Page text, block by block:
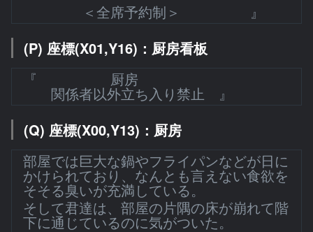
＜全席予約制＞ 』
(P) 座標(X01,Y16)：厨房看板
『 厨房
関係者以外立ち入り禁止 』
(Q) 座標(X00,Y13)：厨房
部屋では巨大な鍋やフライパンなどが日に
かけられており、なんとも言えない食欲を
そそる臭いが充満している。
そして君達は、部屋の片隅の床が崩れて階
下に通じているのに気がついた。